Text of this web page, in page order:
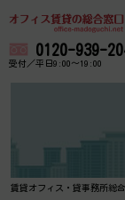
0120-939-
受付／平日9:00～19:00
賃貸オフィス・貸事務所総合